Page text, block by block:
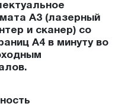
А3 (лазерный
и сканер) со
А4 в минуту во